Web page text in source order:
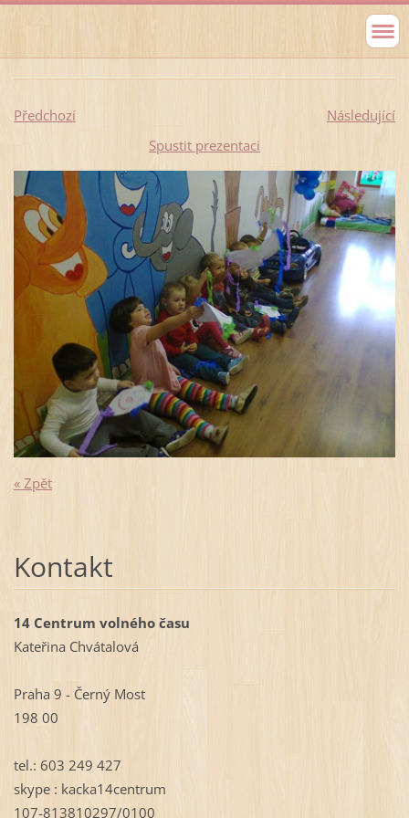
Předchozí
Následující
Spustit prezentaci
« Zpět
Kontakt
14 Centrum volného času
Kateřina Chvátalová
Praha 9 - Černý Most
198 00
tel.: 603 249 427
skype : kacka14centrum
107-813810297/0100